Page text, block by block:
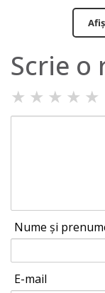
Scrie o
★ ★ ★ ★ ★
Nume și
E-mail